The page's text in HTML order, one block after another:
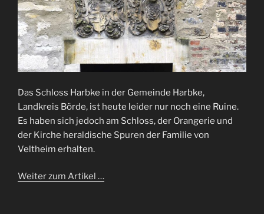
Das Schloss Harbke in der Gemeinde Harbke,
Landkreis Börde, ist heute leider nur noch eine Ruine.
Es haben sich jedoch am Schloss, der Orangerie und
der Kirche heraldische Spuren der Familie von
Veltheim erhalten.
Weiter zum Artikel …